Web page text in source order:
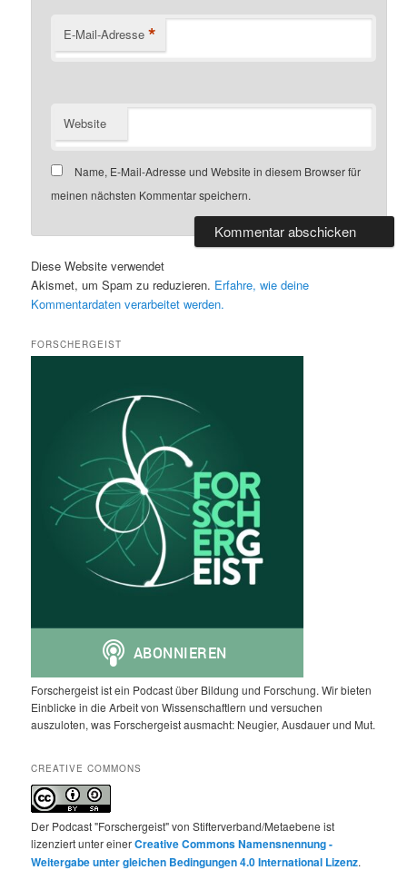
E-Mail-Adresse *
Website
Name, E-Mail-Adresse und Website in diesem Browser für
meinen nächsten Kommentar speichern.
Diese Website verwendet
Akismet, um Spam zu reduzieren. Erfahre, wie deine
Kommentardaten verarbeitet werden.
FORSCHERGEIST
Forschergeist ist ein Podcast über Bildung und Forschung. Wir bieten
Einblicke in die Arbeit von Wissenschaftlern und versuchen
auszuloten, was Forschergeist ausmacht: Neugier, Ausdauer und Mut.
CREATIVE COMMONS
Der Podcast "Forschergeist" von Stifterverband/Metaebene ist
lizenziert unter einerCreative Commons Namensnennung -
Weitergabe unter gleichen Bedingungen 4.0 International Lizenz.